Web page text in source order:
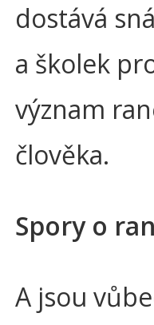
dostává
a školek
význam
člověka.
Spory o
A jsou